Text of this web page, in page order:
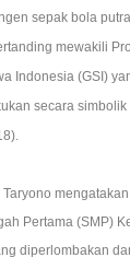
sepak bola
mewakili
Indonesia (GSI)
secara
Pertama (SMP)
diperlombakan